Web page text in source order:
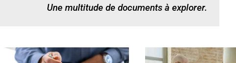
Une multitude de documents à explorer.